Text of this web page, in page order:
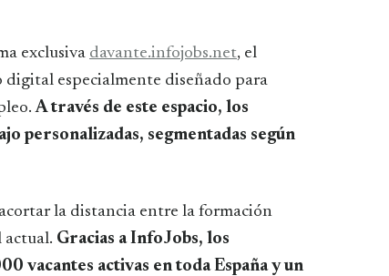
exclusiva davante.infojobs.net, el
especialmente diseñado para
A través de este espacio, los
personalizadas, segmentadas según
la distancia entre la formación
actual. Gracias a InfoJobs, los
vacantes activas en toda España y un